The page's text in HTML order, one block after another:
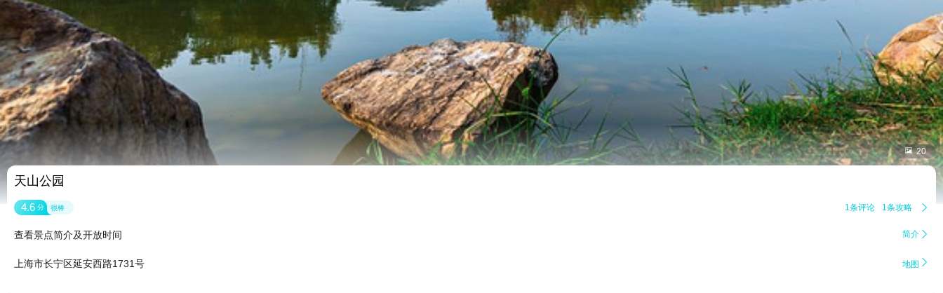
 20
天山公园
4.6 分 很棒 1条评论 1条攻略 
查看景点简介及开放时间 简介 
上海市长宁区延安西路1731号 地图 